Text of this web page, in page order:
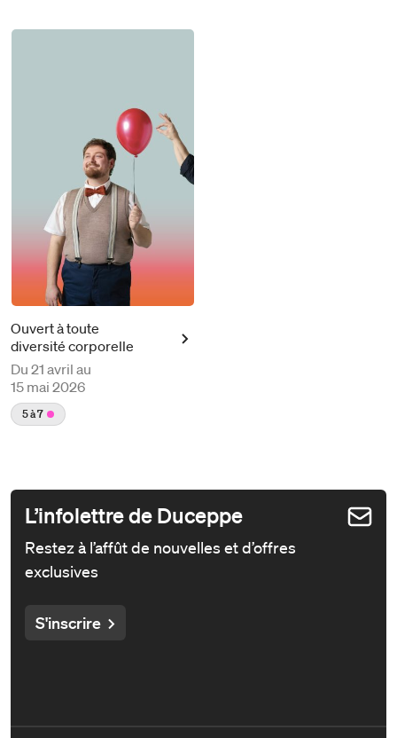
Ouvert à toute
diversité corporelle
Du 21 avril au
15 mai 2026
5 à 7
L’infolettre de Duceppe
Restez à l’affût de nouvelles et d’offres
exclusives
S'inscrire